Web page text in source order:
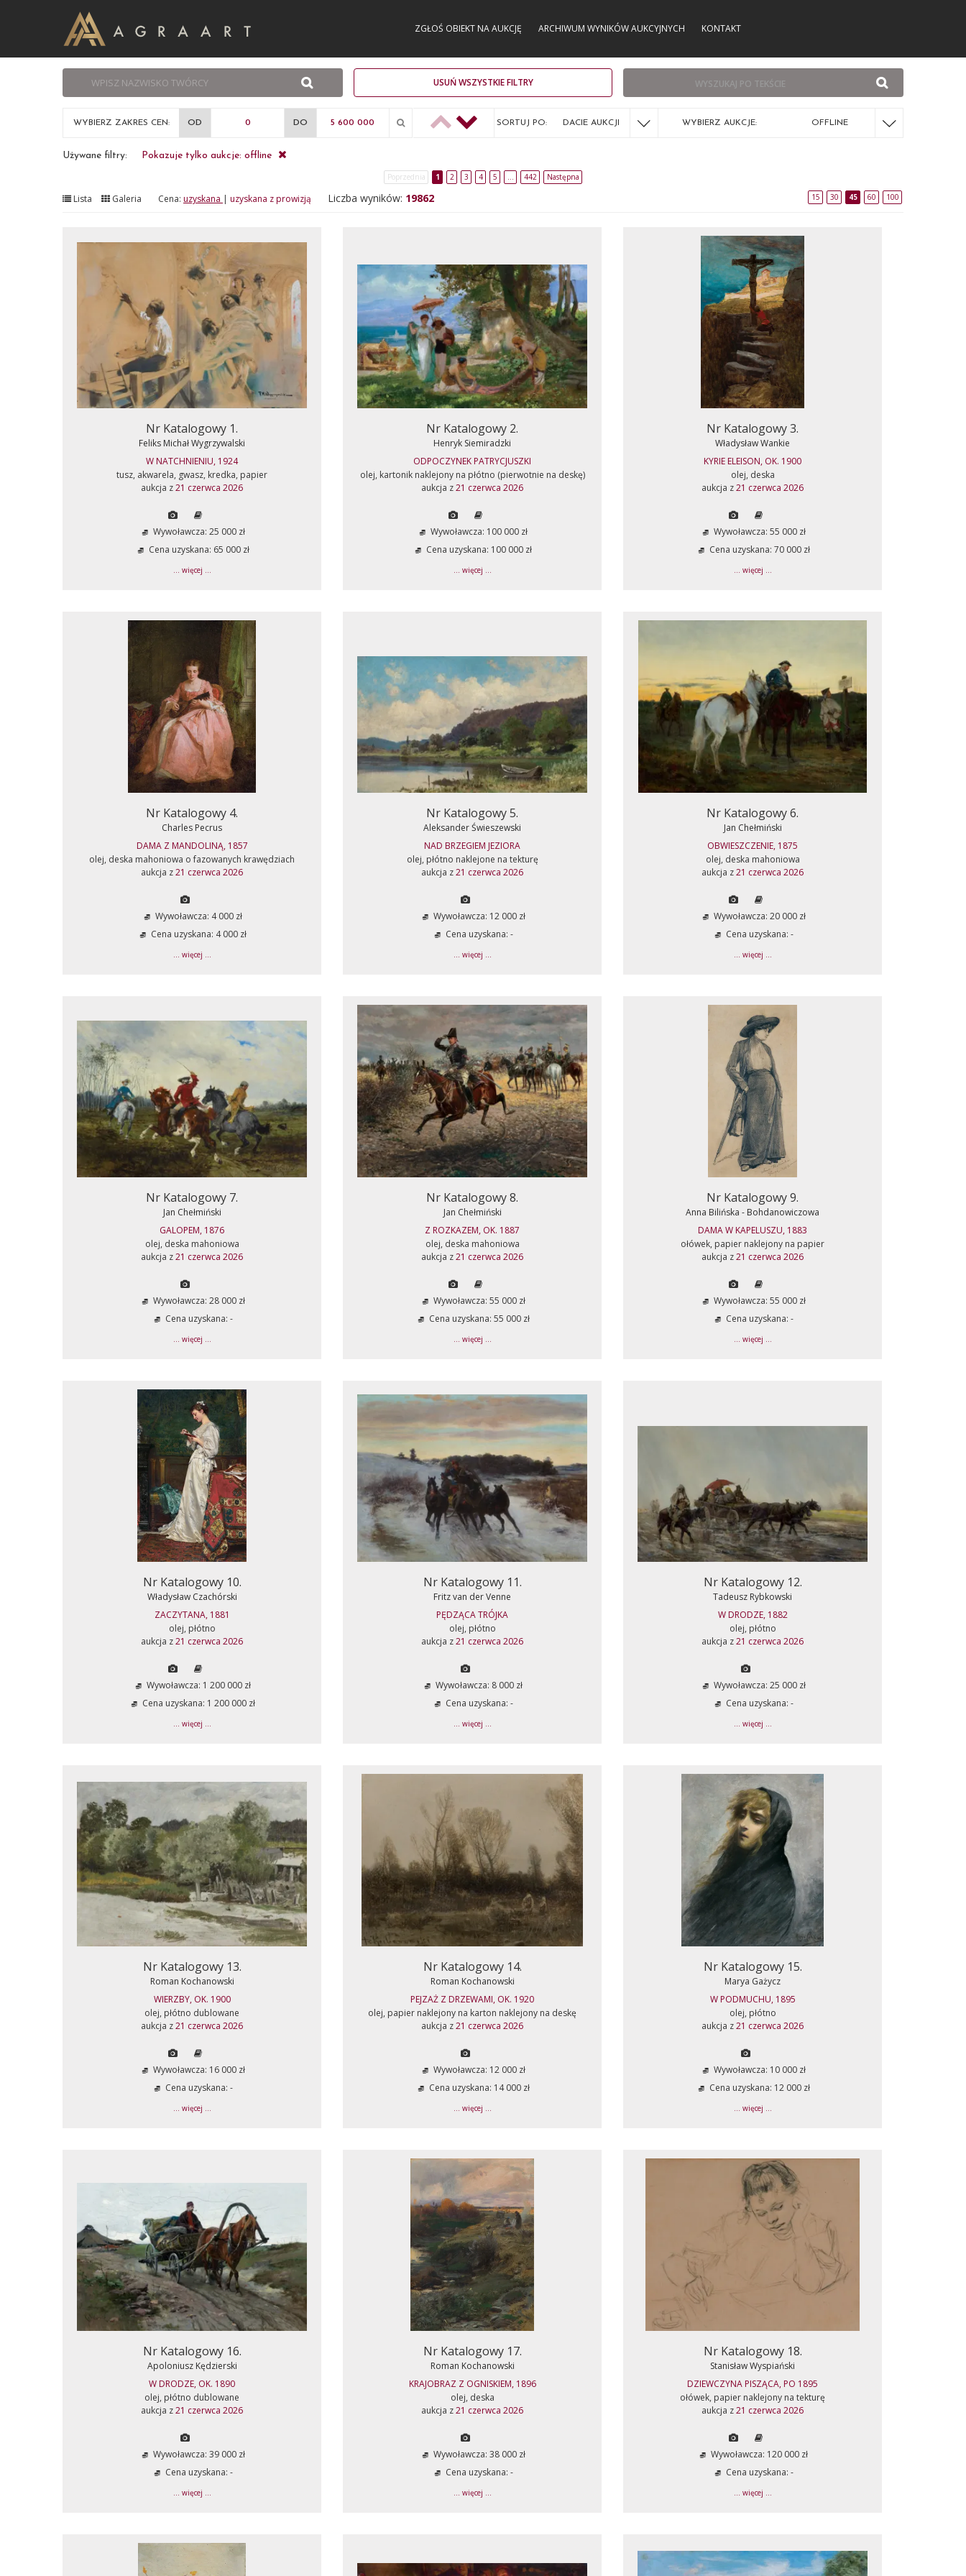
ZGŁOŚ OBIEKT NA AUKCJĘ ARCHIWUM WYNIKÓW AUKCYJNYCH KONTAKT
USUŃ WSZYSTKIE FILTRY
WYBIERZ ZAKRES CEN: OD DO SORTUJ PO: DACIE AUKCJI WYBIERZ AUKCJE: OFFLINE
Używane filtry: Pokazuje tylko aukcje: offline
Poprzednia 1 2 3 4 5 … 442 Następna
Lista Galeria Cena: uzyskana | uzyskana z prowizją Liczba wyników: 19862 15 30 45 60 100
Nr Katalogowy 1.
Feliks Michał Wygrzywalski
W NATCHNIENIU, 1924
tusz, akwarela, gwasz, kredka, papier
aukcja z21 czerwca 2026
Wywoławcza: 25 000 zł
Cena uzyskana: 65 000 zł
... więcej ...
Nr Katalogowy 2.
Henryk Siemiradzki
ODPOCZYNEK PATRYCJUSZKI
olej, kartonik naklejony na płótno (pierwotnie na deskę)
aukcja z21 czerwca 2026
Wywoławcza: 100 000 zł
Cena uzyskana: 100 000 zł
... więcej ...
Nr Katalogowy 3.
Władysław Wankie
KYRIE ELEISON, OK. 1900
olej, deska
aukcja z21 czerwca 2026
Wywoławcza: 55 000 zł
Cena uzyskana: 70 000 zł
... więcej ...
Nr Katalogowy 4.
Charles Pecrus
DAMA Z MANDOLINĄ, 1857
olej, deska mahoniowa o fazowanych krawędziach
aukcja z21 czerwca 2026
Wywoławcza: 4 000 zł
Cena uzyskana: 4 000 zł
... więcej ...
Nr Katalogowy 5.
Aleksander Świeszewski
NAD BRZEGIEM JEZIORA
olej, płótno naklejone na tekturę
aukcja z21 czerwca 2026
Wywoławcza: 12 000 zł
Cena uzyskana: -
... więcej ...
Nr Katalogowy 6.
Jan Chełmiński
OBWIESZCZENIE, 1875
olej, deska mahoniowa
aukcja z21 czerwca 2026
Wywoławcza: 20 000 zł
Cena uzyskana: -
... więcej ...
Nr Katalogowy 7.
Jan Chełmiński
GALOPEM, 1876
olej, deska mahoniowa
aukcja z21 czerwca 2026
Wywoławcza: 28 000 zł
Cena uzyskana: -
... więcej ...
Nr Katalogowy 8.
Jan Chełmiński
Z ROZKAZEM, OK. 1887
olej, deska mahoniowa
aukcja z21 czerwca 2026
Wywoławcza: 55 000 zł
Cena uzyskana: 55 000 zł
... więcej ...
Nr Katalogowy 9.
Anna Bilińska - Bohdanowiczowa
DAMA W KAPELUSZU, 1883
ołówek, papier naklejony na papier
aukcja z21 czerwca 2026
Wywoławcza: 55 000 zł
Cena uzyskana: -
... więcej ...
Nr Katalogowy 10.
Władysław Czachórski
ZACZYTANA, 1881
olej, płótno
aukcja z21 czerwca 2026
Wywoławcza: 1 200 000 zł
Cena uzyskana: 1 200 000 zł
... więcej ...
Nr Katalogowy 11.
Fritz van der Venne
PĘDZĄCA TRÓJKA
olej, płótno
aukcja z21 czerwca 2026
Wywoławcza: 8 000 zł
Cena uzyskana: -
... więcej ...
Nr Katalogowy 12.
Tadeusz Rybkowski
W DRODZE, 1882
olej, płótno
aukcja z21 czerwca 2026
Wywoławcza: 25 000 zł
Cena uzyskana: -
... więcej ...
Nr Katalogowy 13.
Roman Kochanowski
WIERZBY, OK. 1900
olej, płótno dublowane
aukcja z21 czerwca 2026
Wywoławcza: 16 000 zł
Cena uzyskana: -
... więcej ...
Nr Katalogowy 14.
Roman Kochanowski
PEJZAŻ Z DRZEWAMI, OK. 1920
olej, papier naklejony na karton naklejony na deskę
aukcja z21 czerwca 2026
Wywoławcza: 12 000 zł
Cena uzyskana: 14 000 zł
... więcej ...
Nr Katalogowy 15.
Marya Gażycz
W PODMUCHU, 1895
olej, płótno
aukcja z21 czerwca 2026
Wywoławcza: 10 000 zł
Cena uzyskana: 12 000 zł
... więcej ...
Nr Katalogowy 16.
Apoloniusz Kędzierski
W DRODZE, OK. 1890
olej, płótno dublowane
aukcja z21 czerwca 2026
Wywoławcza: 39 000 zł
Cena uzyskana: -
... więcej ...
Nr Katalogowy 17.
Roman Kochanowski
KRAJOBRAZ Z OGNISKIEM, 1896
olej, deska
aukcja z21 czerwca 2026
Wywoławcza: 38 000 zł
Cena uzyskana: -
... więcej ...
Nr Katalogowy 18.
Stanisław Wyspiański
DZIEWCZYNA PISZĄCA, PO 1895
ołówek, papier naklejony na tekturę
aukcja z21 czerwca 2026
Wywoławcza: 120 000 zł
Cena uzyskana: -
... więcej ...